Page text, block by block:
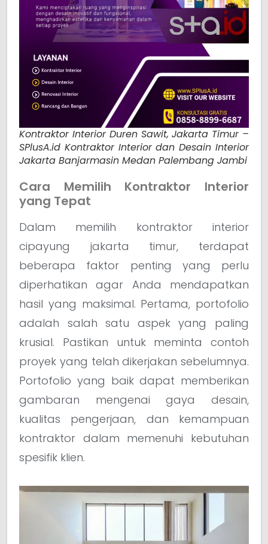
Kontraktor Interior Duren Sawit, Jakarta Timur –
SPlusA.id Kontraktor Interior dan Desain Interior
Jakarta Banjarmasin Medan Palembang Jambi
Cara Memilih Kontraktor Interior
yang Tepat
Dalam memilih kontraktor interior
cipayung jakarta timur, terdapat
beberapa faktor penting yang perlu
diperhatikan agar Anda mendapatkan
hasil yang maksimal. Pertama, portofolio
adalah salah satu aspek yang paling
krusial. Pastikan untuk meminta contoh
proyek yang telah dikerjakan sebelumnya.
Portofolio yang baik dapat memberikan
gambaran mengenai gaya desain,
kualitas pengerjaan, dan kemampuan
kontraktor dalam memenuhi kebutuhan
spesifik klien.